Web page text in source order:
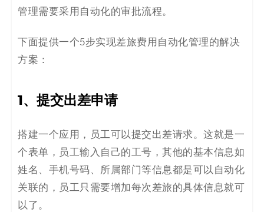
代
码
代
码
案
例
管理需要采用自动化的审批流程。
下面提供一个5步实现差旅费用 自动化管理的解决
方案：
1、 提交出差申请
搭建一个应用，员工可以提交出差请求。这就是一
个表单，员工输入自己的工号，其他的基本信息如
姓名、 手机号码 、所属部门等信息都是 可以自动化
关联的，员工只需要增加每次差旅的具体信息就可
以了。